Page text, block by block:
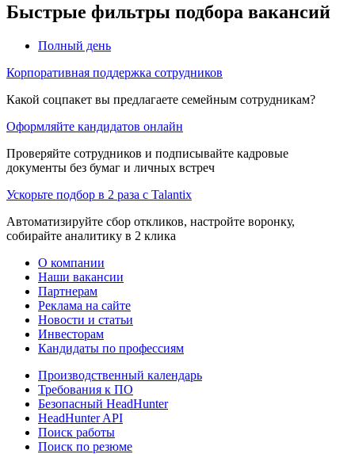
Быстрые фильтры подбора вакансий
Полный день
Корпоративная поддержка сотрудников
Какой соцпакет вы предлагаете семейным сотрудникам?
Оформляйте кандидатов онлайн
Проверяйте сотрудников и подписывайте кадровые
документы без бумаг и личных встреч
Ускорьте подбор в 2 раза с Talantix
Автоматизируйте сбор откликов, настройте воронку,
собирайте аналитику в 2 клика
О компании
Наши вакансии
Партнерам
Реклама на сайте
Новости и статьи
Инвесторам
Кандидаты по профессиям
Производственный календарь
Требования к ПО
Безопасный HeadHunter
HeadHunter API
Поиск работы
Поиск по резюме